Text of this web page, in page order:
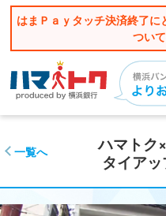
はまＰａｙタッチ決済終了
つい
ハマトク
タイア
一覧へ